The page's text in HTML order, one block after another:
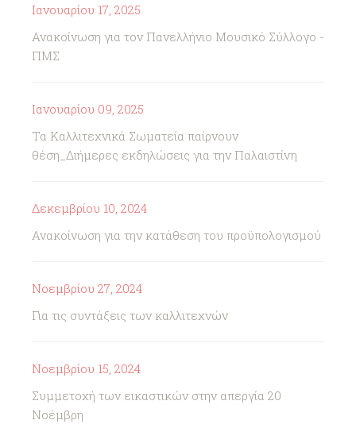
Ιανουαρίου 17, 2025
Ανακοίνωση για τον Πανελλήνιο Μουσικό Σύλλογο -
ΠΜΣ
Ιανουαρίου 09, 2025
Τα Καλλιτεχνικά Σωματεία παίρνουν
θέση_Διήμερες εκδηλώσεις για την Παλαιστίνη
Δεκεμβρίου 10, 2024
Ανακοίνωση για την κατάθεση του προϋπολογισμού
Νοεμβρίου 27, 2024
Για τις συντάξεις των καλλιτεχνών
Νοεμβρίου 15, 2024
Συμμετοχή των εικαστικών στην απεργία 20
Νοέμβρη